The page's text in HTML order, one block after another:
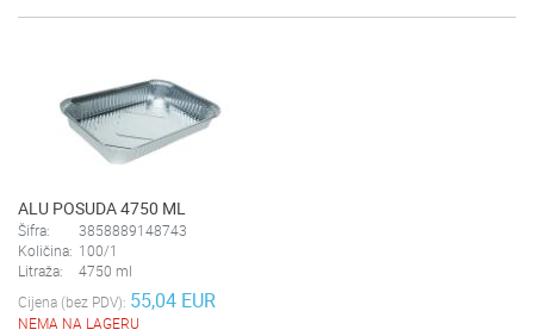
ALU POSUDA 4750 ML
Šifra:
3858889148743
Količina: 100/1
Litraža:
4750 ml
Cijena (bez PDV): 55,04 EUR
NEMA NA LAGERU